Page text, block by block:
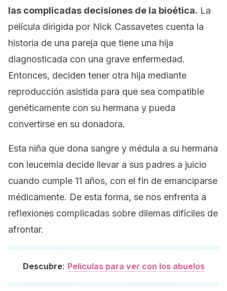
las complicadas decisiones de la bioética. La
película dirigida por Nick Cassavetes cuenta la
historia de una pareja que tiene una hija
diagnosticada con una grave enfermedad.
Entonces, deciden tener otra hija mediante
reproducción asistida para que sea compatible
genéticamente con su hermana y pueda
convertirse en su donadora.
Esta niña que dona sangre y médula a su hermana
con leucemia decide llevar a sus padres a juicio
cuando cumple 11 años, con el fin de emanciparse
médicamente. De esta forma, se nos enfrenta a
reflexiones complicadas sobre dilemas difíciles de
afrontar.
Descubre: Películas para ver con los abuelos